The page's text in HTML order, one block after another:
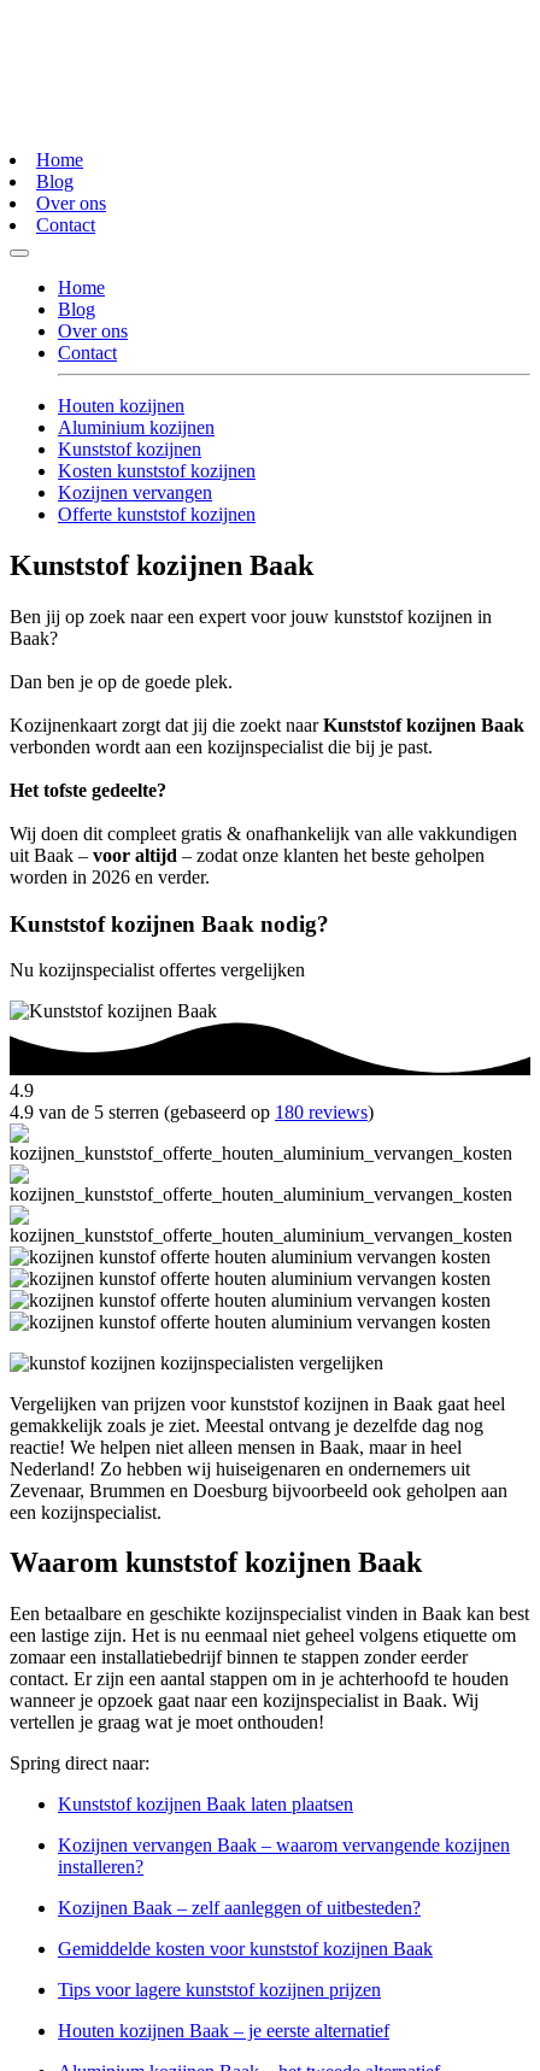
Home
Blog
Over ons
Contact
Home
Blog
Over ons
Contact
Houten kozijnen
Aluminium kozijnen
Kunststof kozijnen
Kosten kunststof kozijnen
Kozijnen vervangen
Offerte kunststof kozijnen
Kunststof kozijnen Baak
Ben jij op zoek naar een expert voor jouw kunststof kozijnen in
Baak?
Dan ben je op de goede plek.
Kozijnenkaart zorgt dat jij die zoekt naarKunststof kozijnen Baak
verbonden wordt aan een kozijnspecialist die bij je past.
Het tofste gedeelte?
Wij doen dit compleet gratis & onafhankelijk van alle vakkundigen
uit Baak – voor altijd – zodat onze klanten het beste geholpen
worden in 2026 en verder.
Kunststof kozijnen Baak nodig?
Nu kozijnspecialist offertes vergelijken
4.9
4.9 van de 5 sterren (gebaseerd op 180 reviews)
Vergelijken van prijzen voor kunststof kozijnen in Baak gaat heel
gemakkelijk zoals je ziet. Meestal ontvang je dezelfde dag nog
reactie! We helpen niet alleen mensen in Baak, maar in heel
Nederland! Zo hebben wij huiseigenaren en ondernemers uit
Zevenaar, Brummen en Doesburg bijvoorbeeld ook geholpen aan
een kozijnspecialist.
Waarom kunststof kozijnen Baak
Een betaalbare en geschikte kozijnspecialist vinden in Baak kan best
een lastige zijn. Het is nu eenmaal niet geheel volgens etiquette om
zomaar een installatiebedrijf binnen te stappen zonder eerder
contact. Er zijn een aantal stappen om in je achterhoofd te houden
wanneer je opzoek gaat naar een kozijnspecialist in Baak. Wij
vertellen je graag wat je moet onthouden!
Spring direct naar:
Kunststof kozijnen Baak laten plaatsen
Kozijnen vervangen Baak – waarom vervangende kozijnen
installeren?
Kozijnen Baak – zelf aanleggen of uitbesteden?
Gemiddelde kosten voor kunststof kozijnen Baak
Tips voor lagere kunststof kozijnen prijzen
Houten kozijnen Baak – je eerste alternatief